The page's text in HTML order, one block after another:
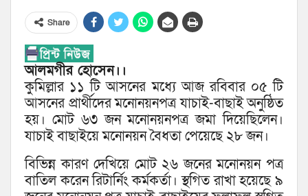
Share
আলমগীর হোসেন।।
কুমিল্লার ১১ টি আসনের মধ্যে আজ রবিবার ০৫ টি
আসনের প্রার্থীদের মনোনয়নপত্র যাচাই-বাছাই অনুষ্ঠিত
হয়। মোট ৬৩ জন মনোনয়নপত্র জমা দিয়েছিলেন।
যাচাই বাছাইয়ে মনোনয়ন বৈধতা পেয়েছে ২৮ জন।
বিভিন্ন কারণ দেখিয়ে মোট ২৬ জনের মনোনয়ন পত্র
বাতিল করেন রিটার্নিং কর্মকর্তা। স্থগিত রাখা হয়েছে ৯